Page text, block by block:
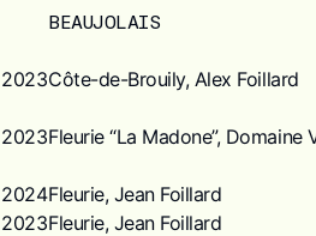
BEAUJOLAIS
2023Côte-de-Brouily, Alex Foillard
2023Fleurie “La Madone”, Domaine
2024Fleurie, Jean Foillard
2023Fleurie, Jean Foillard